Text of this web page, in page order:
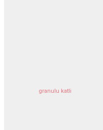
granulu katli